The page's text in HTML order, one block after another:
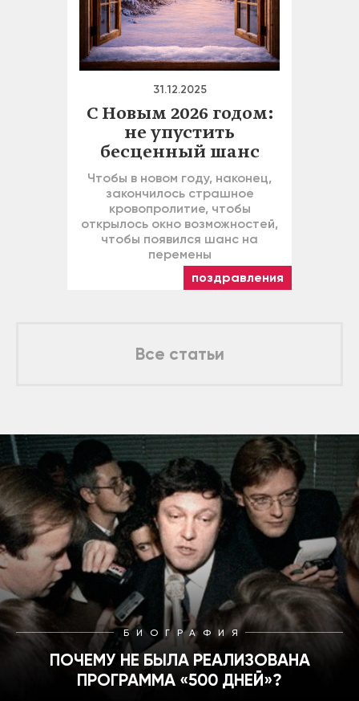
31.12.2025
С Новым 2026 годом:
не упустить
бесценный шанс
Чтобы в новом году, наконец,
закончилось страшное
кровопролитие, чтобы
открылось окно возможностей,
чтобы появился шанс на
перемены
поздравления
Все статьи
БИОГРАФИЯ
ПОЧЕМУ НЕ БЫЛА РЕАЛИЗОВАНА
ПРОГРАММА «500 ДНЕЙ»?